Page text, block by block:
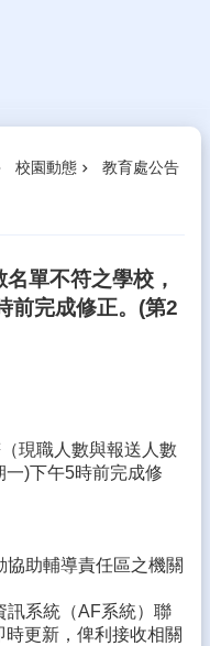
校園動態 教育處公告
單不符之學校，
前完成修正。(第2
現職人數與報送人數
)下午5時前完成修
助輔導責任區之機關
訊系統（AF系統）聯
更新，俾利接收相關